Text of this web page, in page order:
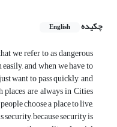
چکیده English
we refer to as dangerous
easily, and when we have to
want to pass quickly, and
places are always in Cities
choose a place to live,
because security is